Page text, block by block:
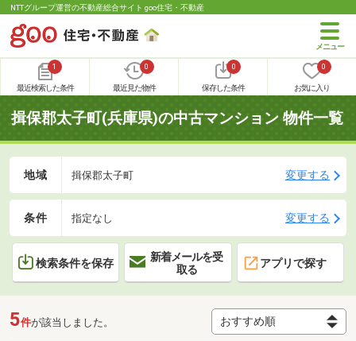
NTTグループ運営の不動産総合サイト goo住宅・不動産
1
最近検索した条件
0
最近見た物件
0
保存した条件
0
お気に入り
揖保郡太子町(兵庫県)の中古マンション 物件一覧
地域 揖保郡太子町 変更する
条件 指定なし 変更する
検索条件を保存
新着メールを受
取る
アプリで探す
5件が該当しました。